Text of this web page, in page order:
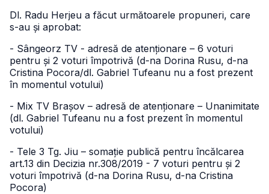
Dl. Radu Herjeu a făcut următoarele propuneri, care
s-au și aprobat:
- Sângeorz TV - adresă de atenționare – 6 voturi
pentru și 2 voturi împotrivă (d-na Dorina Rusu, d-na
Cristina Pocora/dl. Gabriel Tufeanu nu a fost prezent
în momentul votului)
- Mix TV Brașov – adresă de atenționare – Unanimitate
(dl. Gabriel Tufeanu nu a fost prezent în momentul
votului)
- Tele 3 Tg. Jiu – somație publică pentru încălcarea
art.13 din Decizia nr.308/2019 - 7 voturi pentru și 2
voturi împotrivă (d-na Dorina Rusu, d-na Cristina
Pocora)